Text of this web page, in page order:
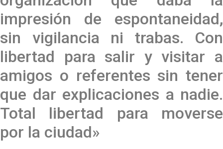
impresión de espontaneidad,
sin vigilancia ni trabas. Con
libertad para salir y visitar a
amigos o referentes sin tener
que dar explicaciones a nadie.
Total libertad para moverse
por la ciudad»